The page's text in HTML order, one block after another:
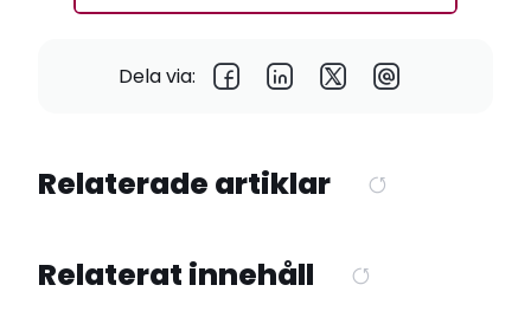
Dela via:
Relaterade artiklar
Relaterat innehåll